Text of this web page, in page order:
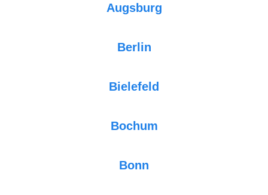
Augsburg
Berlin
Bielefeld
Bochum
Bonn